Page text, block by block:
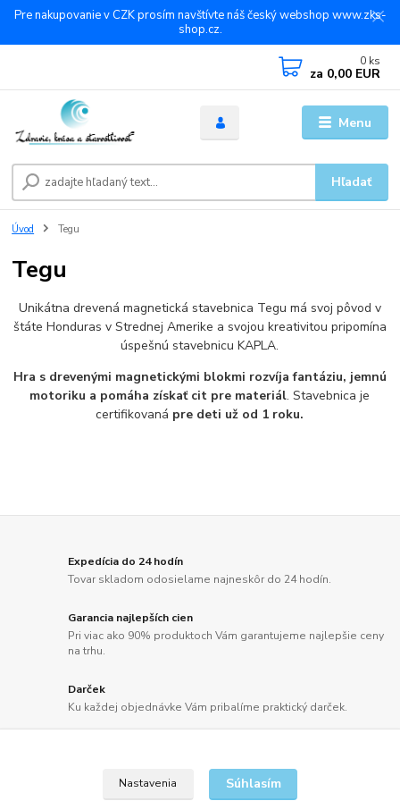
Pre nakupovanie v CZK prosím navštívte náš český webshop www.zks-
shop.cz.
Menu
Hľadať
0 ks
za 0,00 EUR
Úvod Tegu
Tegu
Unikátna drevená magnetická stavebnica Tegu má svoj pôvod v
štáte Honduras v Strednej Amerike a svojou kreativitou pripomína
úspešnú stavebnicu KAPLA.
Hra s drevenými magnetickými blokmi rozvíja fantáziu, jemnú
motoriku a pomáha získať cit pre materiál. Stavebnica je
certifikovaná pre deti už od 1 roku.
Expedícia do 24 hodín
Tovar skladom odosielame najneskôr do 24 hodín.
Garancia najlepších cien
Pri viac ako 90% produktoch Vám garantujeme najlepšie ceny
na trhu.
Darček
Ku každej objednávke Vám pribalíme praktický darček.
bez DPH ZDARMA.
Nastavenia Súhlasím